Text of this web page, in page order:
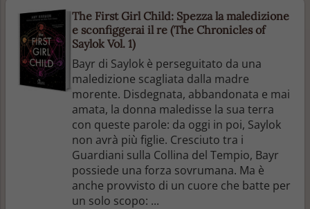
The First Girl Child: Spezza la maledizione
e sconfiggerai il re (The Chronicles of
Saylok Vol. 1)
Bayr di Saylok è perseguitato da una
maledizione scagliata dalla madre
morente. Disdegnata, abbandonata e mai
amata, la donna maledisse la sua terra
con queste parole: da oggi in poi, Saylok
non avrà più figlie. Cresciuto tra i
Guardiani sulla Collina del Tempio, Bayr
possiede una forza sovrumana. Ma è
anche provvisto di un cuore che batte per
un solo scopo: ...